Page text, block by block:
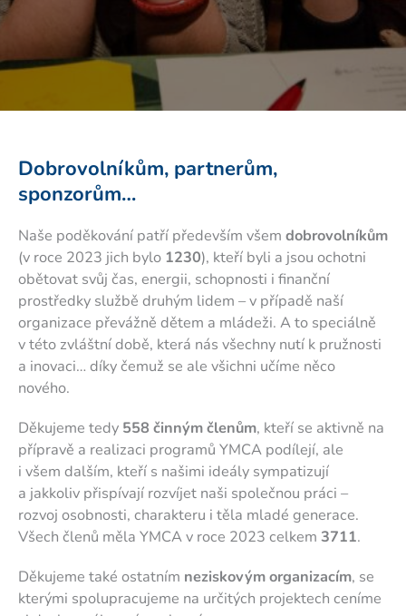
Dobrovolníkům, partnerům,
sponzorům…
Naše poděkování patří především všem dobrovolníkům
(v roce 2023 jich bylo 1230), kteří byli a jsou ochotni
obětovat svůj čas, energii, schopnosti i finanční
prostředky službě druhým lidem – v případě naší
organizace převážně dětem a mládeži. A to speciálně
v této zvláštní době, která nás všechny nutí k pružnosti
a inovaci… díky čemuž se ale všichni učíme něco
nového.
Děkujeme tedy 558 činným členům, kteří se aktivně na
přípravě a realizaci programů YMCA podílejí, ale
i všem dalším, kteří s našimi ideály sympatizují
a jakkoliv přispívají rozvíjet naši společnou práci –
rozvoj osobnosti, charakteru i těla mladé generace.
Všech členů měla YMCA v roce 2023 celkem 3711.
Děkujeme také ostatním neziskovým organizacím, se
kterými spolupracujeme na určitých projektech ceníme